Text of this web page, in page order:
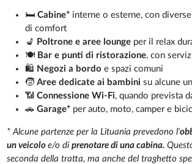
🛏️Cabine* interne o esterne, con
di comfort
💺 Poltrone e aree lounge per il relax
🍽️ Bar e punti di ristorazione, con
🛍️ Negozi a bordo e spazi comuni
🧒Aree dedicate ai bambini su alcune
📶Connessione Wi-Fi, quando prevista
🚗Garage* per auto, moto, camper e
* Alcune partenze per la Lituania prevedono l'
un veicoloe/o diprenotare di una cabina.
seconda della tratta, ma anche del traghetto